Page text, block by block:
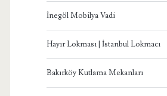
İnegöl Mobilya Vadi
Hayır Lokması | İstanbul Lokmacı
Bakırköy Kutlama Mekanları